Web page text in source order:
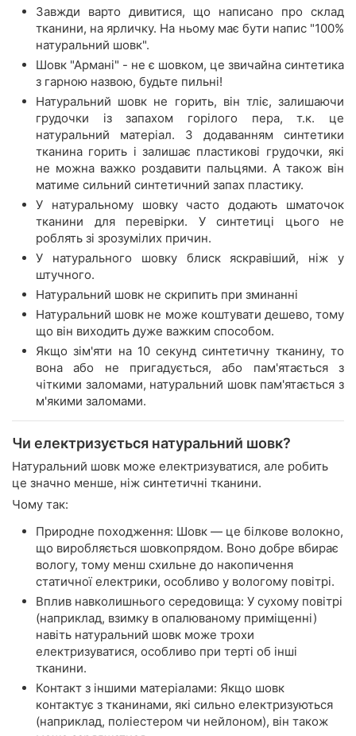
Завжди варто дивитися, що написано про склад
тканини, на ярличку. На ньому має бути напис "100%
натуральний шовк".
Шовк "Армані" - не є шовком, це звичайна синтетика
з гарною назвою, будьте пильні!
Натуральний шовк не горить, він тліє, залишаючи
грудочки із запахом горілого пера, т.к. це
натуральний матеріал. З додаванням синтетики
тканина горить і залишає пластикові грудочки, які
не можна важко роздавити пальцями. А також він
матиме сильний синтетичний запах пластику.
У натуральному шовку часто додають шматочок
тканини для перевірки. У синтетиці цього не
роблять зі зрозумілих причин.
У натурального шовку блиск яскравіший, ніж у
штучного.
Натуральний шовк не скрипить при зминанні
Натуральний шовк не може коштувати дешево, тому
що він виходить дуже важким способом.
Якщо зім'яти на 10 секунд синтетичну тканину, то
вона або не пригадується, або пам'ятається з
чіткими заломами, натуральний шовк пам'ятається з
м'якими заломами.
Чи електризується натуральний шовк?
Натуральний шовк може електризуватися, але робить
це значно менше, ніж синтетичні тканини.
Чому так:
Природне походження: Шовк — це білкове волокно,
що виробляється шовкопрядом. Воно добре вбирає
вологу, тому менш схильне до накопичення
статичної електрики, особливо у вологому повітрі.
Вплив навколишнього середовища: У сухому повітрі
(наприклад, взимку в опалюваному приміщенні)
навіть натуральний шовк може трохи
електризуватися, особливо при терті об інші
тканини.
Контакт з іншими матеріалами: Якщо шовк
контактує з тканинами, які сильно електризуються
(наприклад, поліестером чи нейлоном), він також